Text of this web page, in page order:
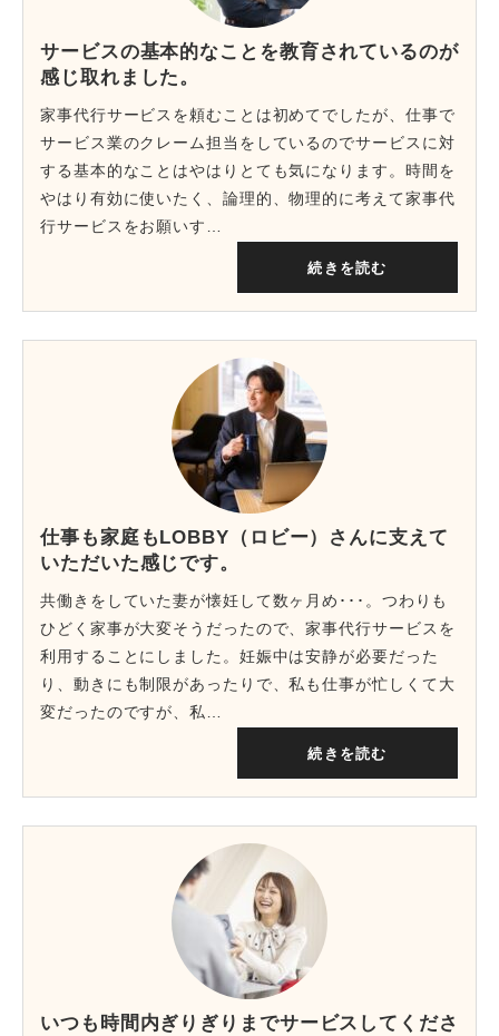
サービスの基本的なことを教育されているのが
感じ取れました。
家事代行サービスを頼むことは初めてでしたが、仕事で
サービス業のクレーム担当をしているのでサービスに対
する基本的なことはやはりとても気になります。時間を
やはり有効に使いたく、論理的、物理的に考えて家事代
行サービスをお願いす…
続きを読む
仕事も家庭もLOBBY（ロビー）さんに支えて
いただいた感じです。
共働きをしていた妻が懐妊して数ヶ月め･･･。つわりも
ひどく家事が大変そうだったので、家事代行サービスを
利用することにしました。妊娠中は安静が必要だった
り、動きにも制限があったりで、私も仕事が忙しくて大
変だったのですが、私…
続きを読む
いつも時間内ぎりぎりまでサービスしてくださ